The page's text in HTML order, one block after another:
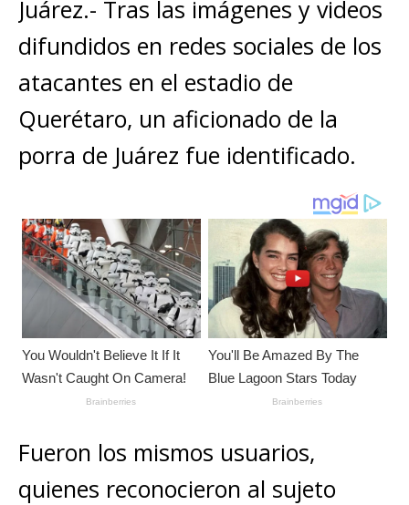
A
p
p
b
o
o
k
n
g
e
r
r Li
n
k
m
p
ar
ti
r
Juárez.- Tras las imágenes y videos
difundidos en redes sociales de los
atacantes en el estadio de
Querétaro, un aficionado de la
porra de Juárez fue identificado.
Fueron los mismos usuarios,
quienes reconocieron al sujeto